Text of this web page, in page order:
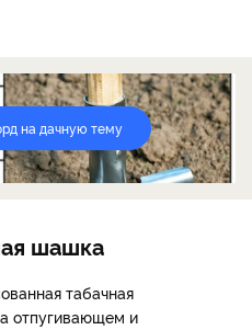
на дачную тему
шашка
табачная
отпугивающем и